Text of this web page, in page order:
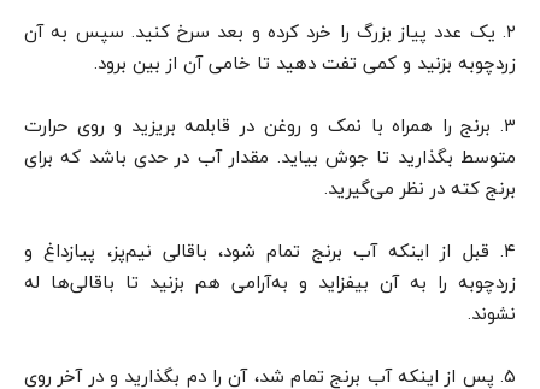
۲. یک عدد پیاز بزرگ را خرد کرده و بعد سرخ کنید. سپس به آن
زردچوبه بزنید و کمی تفت دهید تا خامی آن از بین برود.
۳. برنج را همراه با نمک و روغن در قابلمه بریزید و روی حرارت
متوسط بگذارید تا جوش بیاید. مقدار آب در حدی باشد که برای
برنج کته در نظر می‌گیرید.
۴. قبل از اینکه آب برنج تمام شود، باقالی نیم‌پز، پیازداغ و
زردچوبه را به آن بیفزاید و به‌آرامی هم بزنید تا باقالی‌ها له
نشوند.
۵. پس از اینکه آب برنج تمام شد، آن را دم بگذارید و در آخر روی